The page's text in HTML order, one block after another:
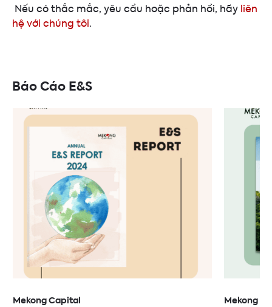
Nếu có thắc mắc, yêu cầu hoặc phản hồi, hãy liên
hệ với chúng tôi.
Báo Cáo E&S
Mekong Capital
Mekong